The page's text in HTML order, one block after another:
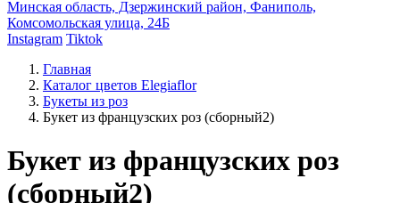
Минская область, Дзержинский район, Фаниполь,
Комсомольская улица, 24Б
Instagram Tiktok
Главная
Каталог цветов Elegiaflor
Букеты из роз
Букет из французских роз (сборный2)
Букет из французских роз
(сборный2)